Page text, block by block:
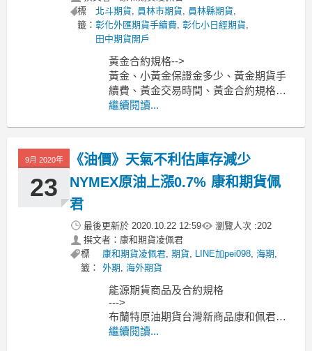
標
籤：
北斗期貨, 員林市期貨, 員林縣期貨,
彰化外匯期貨手續費,彰化小日經期貨,
田中期貨開戶
黃金合約規格-->
黃金、小黃金保證金多少、黃金期貨手
續費、黃金交易時間、黃金合約規格一
點多少元？
---------------------
繼續閱讀...
9月 2020年
23
《油價》天氣不利估庫存減少
NYMEX原油上漲0.7% 康和期貨佩
君
最後更新於 2020.10.22 12:59 瀏覽人次 :202
撰文者：康和期貨凌佩君
標
籤：
康和期貨凌佩君,期貨, LINE加pei098,海期,
外期,海外期貨
能源期貨商品及合約規格
--->
布蘭特原油期貨台灣新商品康和佩君介
紹
繼續閱讀...